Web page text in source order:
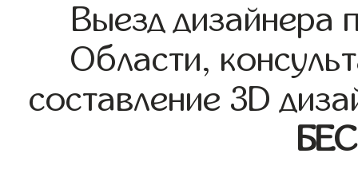
Выезд дизайнера
Области,
составление 3D